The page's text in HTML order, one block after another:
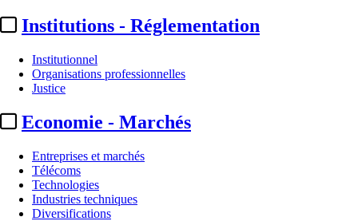
Institutions - Réglementation
Institutionnel
Organisations professionnelles
Justice
Economie - Marchés
Entreprises et marchés
Télécoms
Technologies
Industries techniques
Diversifications